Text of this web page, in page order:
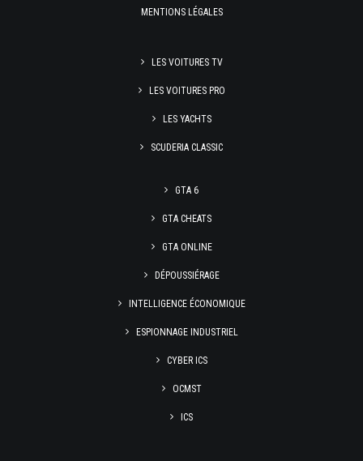
MENTIONS LÉGALES
LES VOITURES TV
LES VOITURES PRO
LES YACHTS
SCUDERIA CLASSIC
GTA 6
GTA CHEATS
GTA ONLINE
DÉPOUSSIÉRAGE
INTELLIGENCE ÉCONOMIQUE
ESPIONNAGE INDUSTRIEL
CYBER ICS
OCMST
ICS